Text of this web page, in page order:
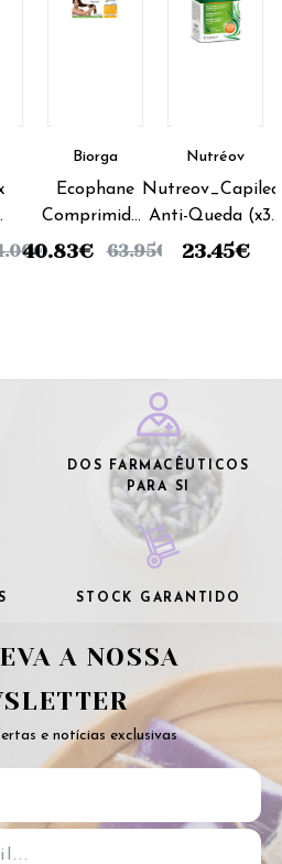
€
Biorga
Ecophane
Comprimidos
Biorga (3x60
40.83€ 63.95€
Nutréov
Anti-Queda (x30
cápsulas)
23.45€
DOS FARMACÊUTICOS
PARA SI
STOCK GARANTIDO
A NOSSA
e notícias exclusivas